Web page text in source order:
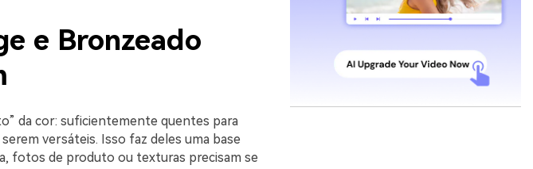
e Bronzeado
da cor: suficientemente quentes para
versáteis. Isso faz deles uma base
fotos de produto ou texturas precisam se